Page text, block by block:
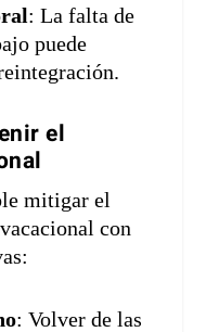
: La falta de
puede
el
mitigar el
con
: Volver de las